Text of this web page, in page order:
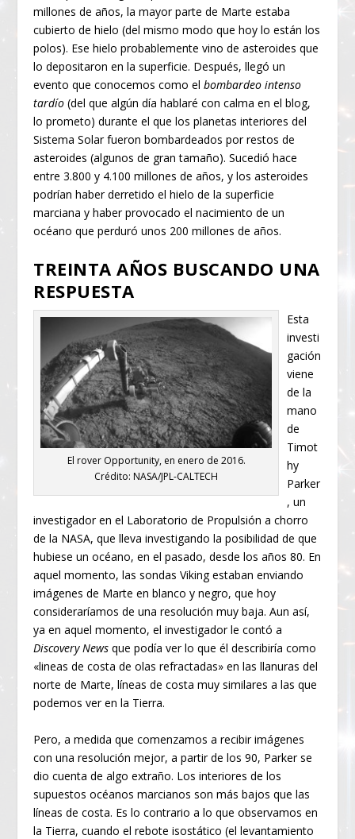
millones de años, la mayor parte de Marte estaba
cubierto de hielo (del mismo modo que hoy lo están los
polos). Ese hielo probablemente vino de asteroides que
lo depositaron en la superficie. Después, llegó un
evento que conocemos como elbombardeo intenso
tardío (del que algún día hablaré con calma en el blog,
lo prometo) durante el que los planetas interiores del
Sistema Solar fueron bombardeados por restos de
asteroides (algunos de gran tamaño). Sucedió hace
entre 3.800 y 4.100 millones de años, y los asteroides
podrían haber derretido el hielo de la superficie
marciana y haber provocado el nacimiento de un
océano que perduró unos 200 millones de años.
TREINTA AÑOS BUSCANDO UNA
RESPUESTA
El rover Opportunity, en enero de 2016.
Crédito: NASA/JPL-CALTECH
Esta
investi
gación
viene
de la
mano
de
Timot
hy
Parker
, un
investigador en el Laboratorio de Propulsión a chorro
de la NASA, que lleva investigando la posibilidad de que
hubiese un océano, en el pasado, desde los años 80. En
aquel momento, las sondas Viking estaban enviando
imágenes de Marte en blanco y negro, que hoy
consideraríamos de una resolución muy baja. Aun así,
ya en aquel momento, el investigador le contó a
Discovery News que podía ver lo que él describiría como
«lineas de costa de olas refractadas» en las llanuras del
norte de Marte, líneas de costa muy similares a las que
podemos ver en la Tierra.
Pero, a medida que comenzamos a recibir imágenes
con una resolución mejor, a partir de los 90, Parker se
dio cuenta de algo extraño. Los interiores de los
supuestos océanos marcianos son más bajos que las
líneas de costa. Es lo contrario a lo que observamos en
la Tierra, cuando el rebote isostático (el levantamiento